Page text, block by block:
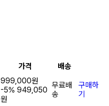
가격 배송
999,000원
-5% 949,050
원
무료배
송
구매하
기